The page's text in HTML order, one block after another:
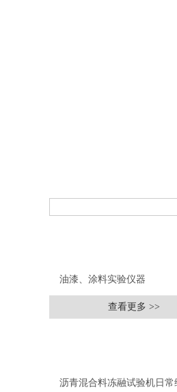
油漆、涂料实验仪器
查看更多 >>
沥青混合料冻融试验机日常